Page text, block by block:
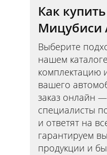
Как
Мицубиси
Выберите
нашем
комплектацию
вашего
заказ онлайн
специалисты
и ответят на
гарантируем
продукции и